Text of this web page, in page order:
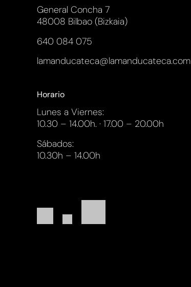
General Concha 7
48008 Bilbao (Bizkaia)
640 084 075
lamanducateca@lamanducateca.com
Horario
Lunes a Viernes:
10.30 – 14.00h. · 17.00 – 20.00h
Sábados:
10.30h – 14.00h